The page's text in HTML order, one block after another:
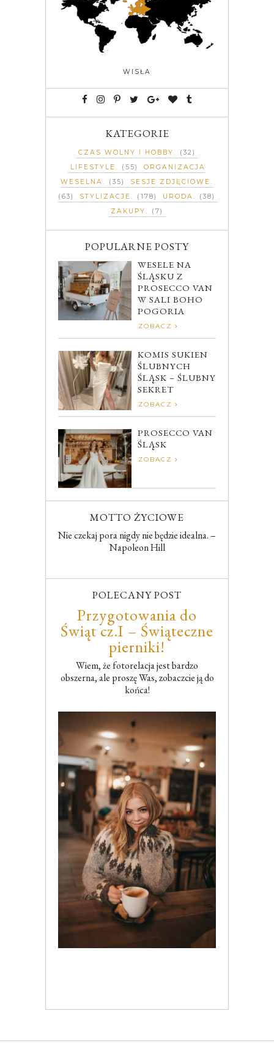
WISŁA
KATEGORIE
CZAS WOLNY I HOBBY
(32)
LIFESTYLE
(55)
ORGANIZACJA
WESELNA
(35)
SESJE ZDJĘCIOWE
(63)
STYLIZACJE (178) URODA
(38)
ZAKUPY
(7)
POPULARNE POSTY
WESELE NA
ŚLĄSKU Z
PROSECCO VAN
W SALI BOHO
POGORIA
ZOBACZ
KOMIS SUKIEN
ŚLUBNYCH
ŚLĄSK – ŚLUBNY
SEKRET
ZOBACZ
PROSECCO VAN
ŚLĄSK
ZOBACZ
MOTTO ŻYCIOWE
Nie czekaj pora nigdy nie będzie idealna. –
Napoleon Hill
POLECANY POST
Przygotowania do
Świąt cz.I – Świąteczne
pierniki!
Wiem, że fotorelacja jest bardzo
obszerna, ale proszę Was, zobaczcie ją do
końca!